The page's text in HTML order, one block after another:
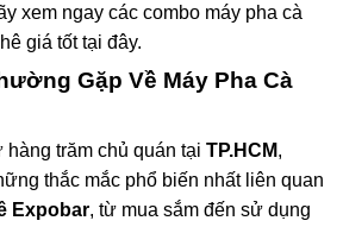
xem ngay các combo máy pha cà
giá tốt tại đây.
Gặp Về Máy Pha Cà
trăm chủ quán tại TP.HCM,
thắc mắc phổ biến nhất liên quan
Expobar, từ mua sắm đến sử dụng